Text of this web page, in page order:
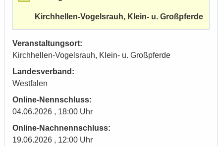
Kirchhellen-Vogelsrauh, Klein- u. Großpferde
Veranstaltungsort:
Kirchhellen-Vogelsrauh, Klein- u. Großpferde
Landesverband:
Westfalen
Online-Nennschluss:
04.06.2026 , 18:00 Uhr
Online-Nachnennschluss:
19.06.2026 , 12:00 Uhr